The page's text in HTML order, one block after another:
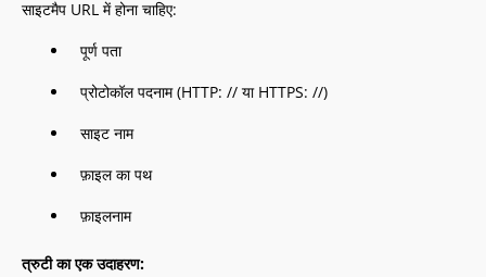
साइटमैप URL में होना चाहिए:
पूर्ण पता
प्रोटोकॉल पदनाम (HTTP: // या HTTPS: //)
साइट नाम
फ़ाइल का पथ
फ़ाइलनाम
त्रुटी का एक उदाहरण: